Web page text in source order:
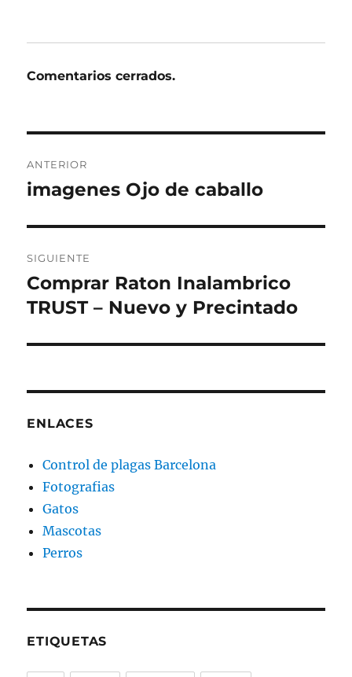
Comentarios cerrados.
de
ANTERIOR
Entrada
imagenes Ojo de caballo
SIGUIENTE
Entrada
siguiente:
Comprar Raton Inalambrico
TRUST – Nuevo y Precintado
ENLACES
Control de plagas Barcelona
Fotografias
Gatos
Mascotas
Perros
ETIQUETAS